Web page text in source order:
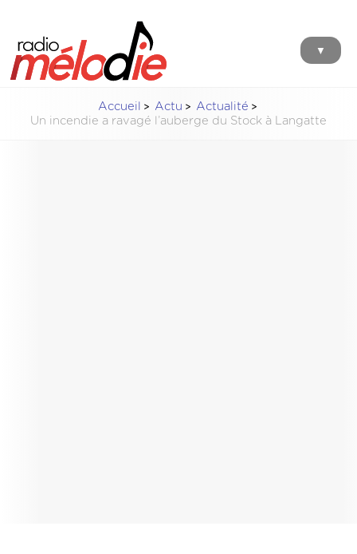
▼
Accueil Actu
Actualité
Un incendie a ravagé l’auberge du Stock à Langatte